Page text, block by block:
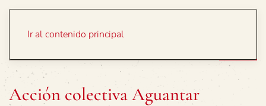
Ir al contenido principal
Acción colectiva Aguantar